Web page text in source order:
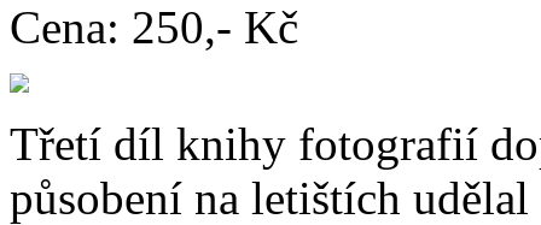
Cena: 250,- Kč
Třetí díl knihy fotografií
působení na letištích